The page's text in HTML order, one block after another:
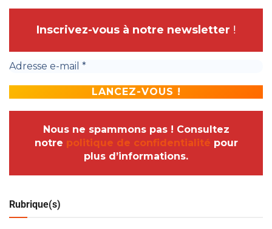
Inscrivez-vous à notre newsletter !
Nous ne spammons pas ! Consultez
notre politique de confidentialité pour
plus d’informations.
Rubrique(s)